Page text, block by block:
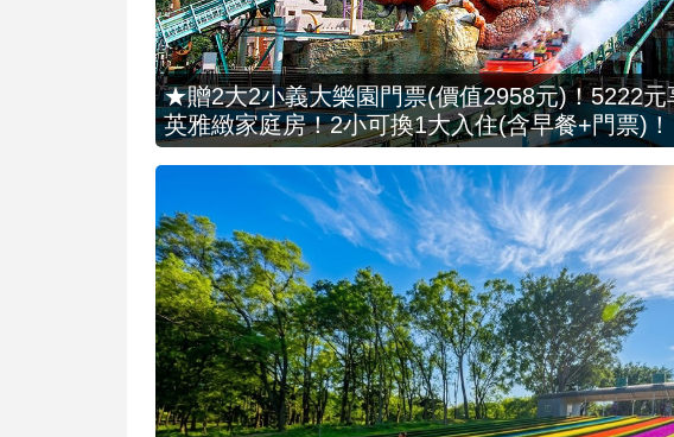
★贈2大2小義大樂園門票(價值2958元)！5222
英雅緻家庭房！2小可換1大入住(含早餐+門票)！